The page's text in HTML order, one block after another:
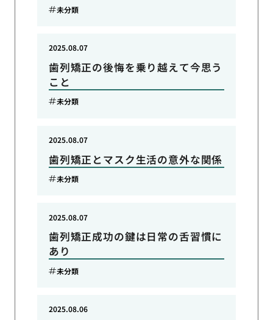
未分類
歯列矯正の後悔を乗り越えて今思う
こと
2025.08.07
未分類
歯列矯正とマスク生活の意外な関係
2025.08.07
未分類
歯列矯正成功の鍵は日常の舌習慣に
あり
2025.08.07
未分類
2025.08.06